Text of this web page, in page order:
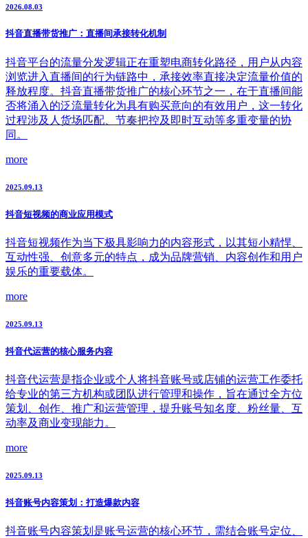
2026.08.03
抖音直播带货推广：直播间承接转化机制
抖音平台的流量分发逻辑正在重塑电商转化路径，用户从内容
浏览进入直播间的行为链路中，承接效率直接决定流量价值的
释放程度。抖音直播带货推广的核心环节之一，在于直播间能
否将涌入的泛流量转化为具有购买意向的有效用户，这一转化
过程涉及人货场匹配、节奏把控及即时互动等多重变量的协
同。
more
2025.09.13
抖音短视频的商业应用模式
抖音短视频作为当下极具影响力的内容形式，以其短小精悍、
互动性强、创意多元的特点，成为品牌营销、内容创作和用户
娱乐的重要载体。
more
2025.09.13
抖音代运营的核心服务内容
抖音代运营是指企业或个人将抖音账号或店铺的运营工作委托
给专业的第三方机构或团队进行管理和操作，旨在通过全方位
策划、创作、推广和运营管理，提升账号知名度、粉丝量、互
动率及商业变现能力。
more
2025.09.13
抖音账号内容策划：打造爆款内容
抖音账号内容策划是账号运营的核心环节，需结合账号定位、